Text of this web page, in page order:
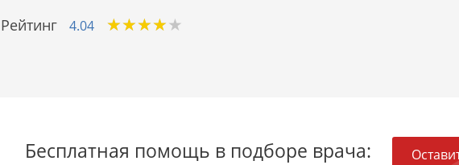
Рейтинг
4.04 ★★★★★
★★★★★
Бесплатная помощь в подборе врача: